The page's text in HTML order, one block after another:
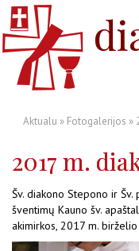
Aktualu » Fotogalerijos »
2017 m.
Šv. diakono Stepono ir
šventimų Kauno šv.
akimirkos, 2017 m.